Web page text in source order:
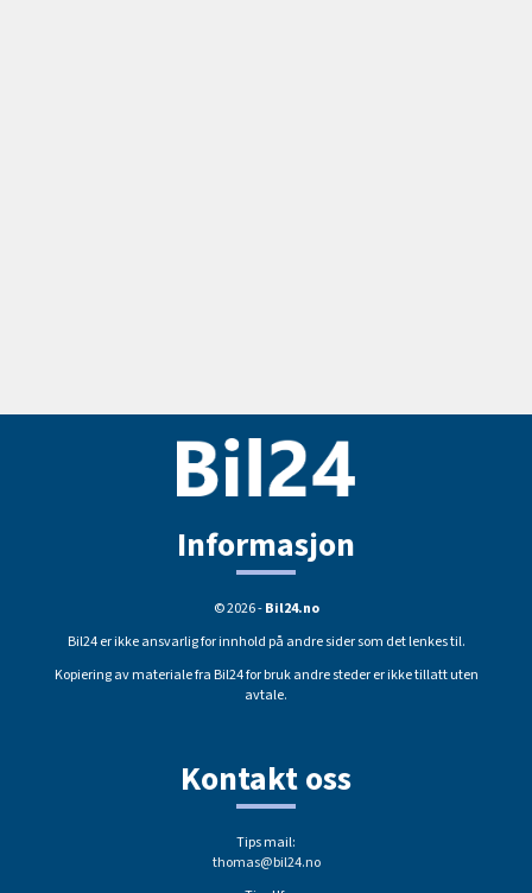
Informasjon
© 2026 -Bil24.no
Bil24 er ikke ansvarlig for innhold på andre sider som det lenkes til.
Kopiering av materiale fra Bil24 for bruk andre steder er ikke tillatt uten
avtale.
Kontakt oss
Tips mail:
thomas@bil24.no